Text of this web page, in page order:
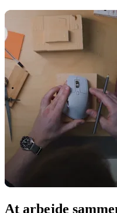
At arbejde